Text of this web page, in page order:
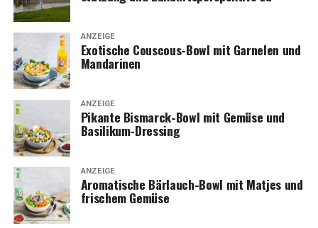
ANZEIGE
Exo­ti­sche Cous­cous-Bowl mit Gar­ne­len und
Mandarinen
ANZEIGE
Pikan­te Bis­marck-Bowl mit Gemü­se und
Basilikum-Dressing
ANZEIGE
Aro­ma­ti­sche Bär­lauch-Bowl mit Mat­jes und
fri­schem Gemüse